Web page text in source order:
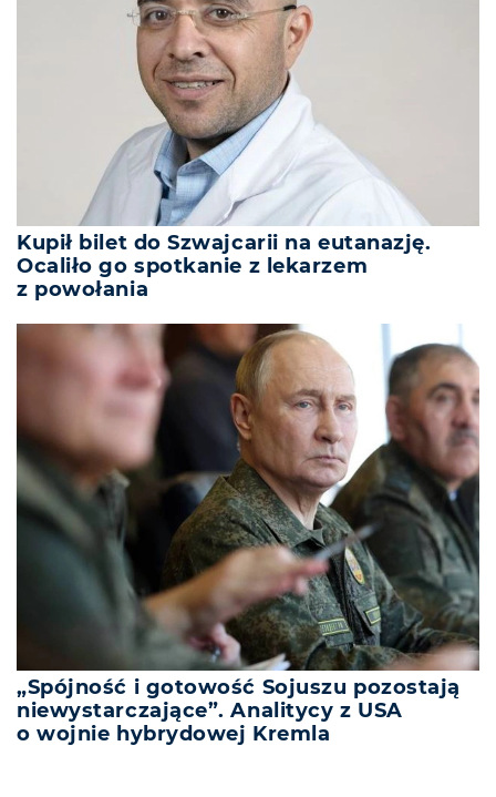
Kupił bilet do Szwajcarii na eutanazję.
Ocaliło go spotkanie z lekarzem
z powołania
„Spójność i gotowość Sojuszu pozostają
niewystarczające”. Analitycy z USA
o wojnie hybrydowej Kremla